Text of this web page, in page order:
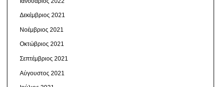
Δεκέμβριος 2021
Νοέμβριος 2021
Οκτώβριος 2021
Σεπτέμβριος 2021
Αύγουστος 2021